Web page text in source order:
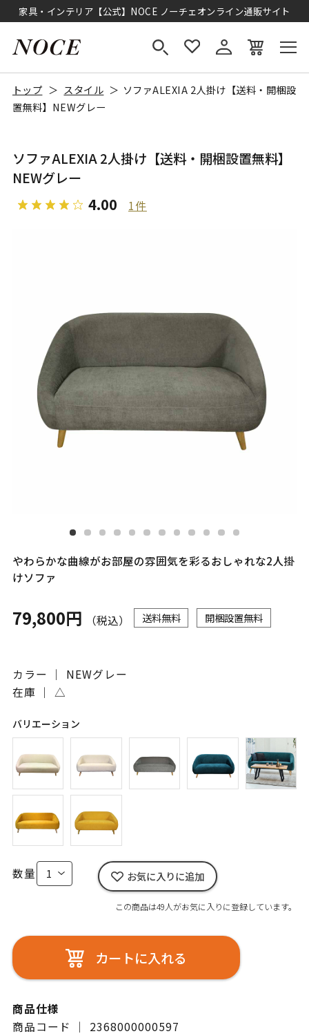
家具・インテリア【公式】NOCE ノーチェオンライン通販サイト
トップ スタイル
ソファALEXIA 2人掛け【送料・開梱設
置無料】NEWグレー
ソファALEXIA 2人掛け【送料・開梱設置無料】
NEWグレー
4.00 1件
やわらかな曲線がお部屋の雰囲気を彩るおしゃれな2人掛
けソファ
79,800円 （税込） 送料無料 開梱設置無料
カラー ｜ NEWグレー
在庫 ｜ △
バリエーション
数量 お気に入りに追加
この商品は49人がお気に入りに登録しています。
カートに入れる
商品仕様
商品コード ｜ 2368000000597